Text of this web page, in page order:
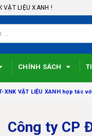
VẬT LIỆU XANH !
CHÍNH SÁCH
XNK VẬT LIỆU XANH hợp
Công ty CP